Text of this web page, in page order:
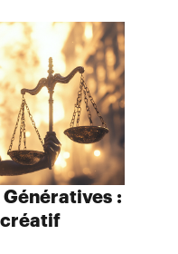
Génératives :